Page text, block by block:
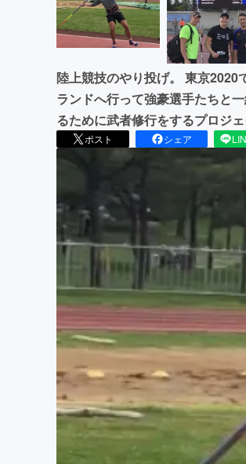
陸上競技のやり投げ。 東京2020
ランドへ行って強豪選手たちと
るために武者修行をするプロジェ
ポスト シェア